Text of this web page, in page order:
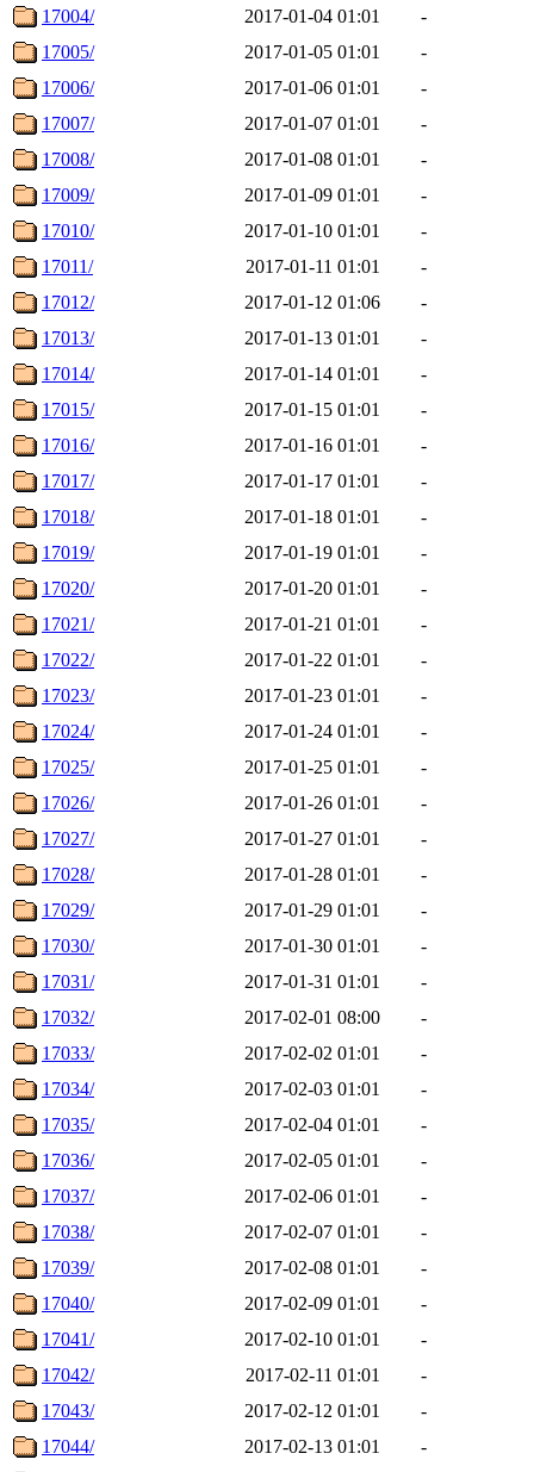
17004/ 2017-01-04 01:01
-
17005/
2017-01-05 01:01
-
17006/
2017-01-06 01:01
-
17007/
2017-01-07 01:01
-
17008/
2017-01-08 01:01
-
17009/
2017-01-09 01:01
-
17010/
2017-01-10 01:01
-
17011/
2017-01-11 01:01
-
17012/
2017-01-12 01:06
-
17013/
2017-01-13 01:01
-
17014/
2017-01-14 01:01
-
17015/
2017-01-15 01:01
-
17016/
2017-01-16 01:01
-
17017/
2017-01-17 01:01
-
17018/
2017-01-18 01:01
-
17019/
2017-01-19 01:01
-
17020/
2017-01-20 01:01
-
17021/
2017-01-21 01:01
-
17022/
2017-01-22 01:01
-
17023/
2017-01-23 01:01
-
17024/
2017-01-24 01:01
-
17025/
2017-01-25 01:01
-
17026/
2017-01-26 01:01
-
17027/
2017-01-27 01:01
-
17028/
2017-01-28 01:01
-
17029/
2017-01-29 01:01
-
17030/
2017-01-30 01:01
-
17031/
2017-01-31 01:01
-
17032/
2017-02-01 08:00
-
17033/
2017-02-02 01:01
-
17034/
2017-02-03 01:01
-
17035/
2017-02-04 01:01
-
17036/
2017-02-05 01:01
-
17037/
2017-02-06 01:01
-
17038/
2017-02-07 01:01
-
17039/
2017-02-08 01:01
-
17040/
2017-02-09 01:01
-
17041/
2017-02-10 01:01
-
17042/
2017-02-11 01:01
-
17043/
2017-02-12 01:01
-
17044/
2017-02-13 01:01
-